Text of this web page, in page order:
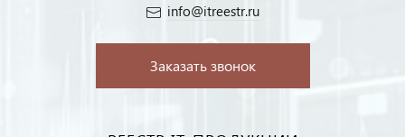
info@itreestr.ru
Заказать звонок